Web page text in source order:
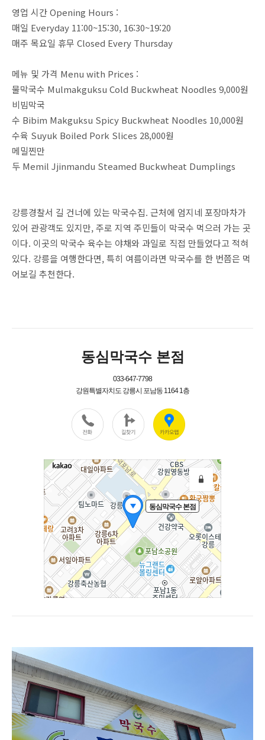
영업 시간 Opening Hours :
매일 Everyday 11:00~15:30, 16:30~19:20
매주 목요일 휴무 Closed Every Thursday
메뉴 및 가격 Menu with Prices :
물막국수 Mulmakguksu Cold Buckwheat Noodles 9,000원
비빔막국
수 Bibim Makguksu Spicy Buckwheat Noodles 10,000원
수육 Suyuk Boiled Pork Slices 28,000원
메밀찐만
두 Memil Jjinmandu Steamed Buckwheat Dumplings
강릉경찰서 길 건너에 있는 막국수집. 근처에 엄지네 포장마차가
있어 관광객도 있지만, 주로 지역 주민들이 막국수 먹으러 가는 곳
이다. 이곳의 막국수 육수는 야채와 과일로 직접 만들었다고 적혀
있다. 강릉을 여행한다면, 특히 여름이라면 막국수를 한 번쯤은 먹
어보길 추천한다.